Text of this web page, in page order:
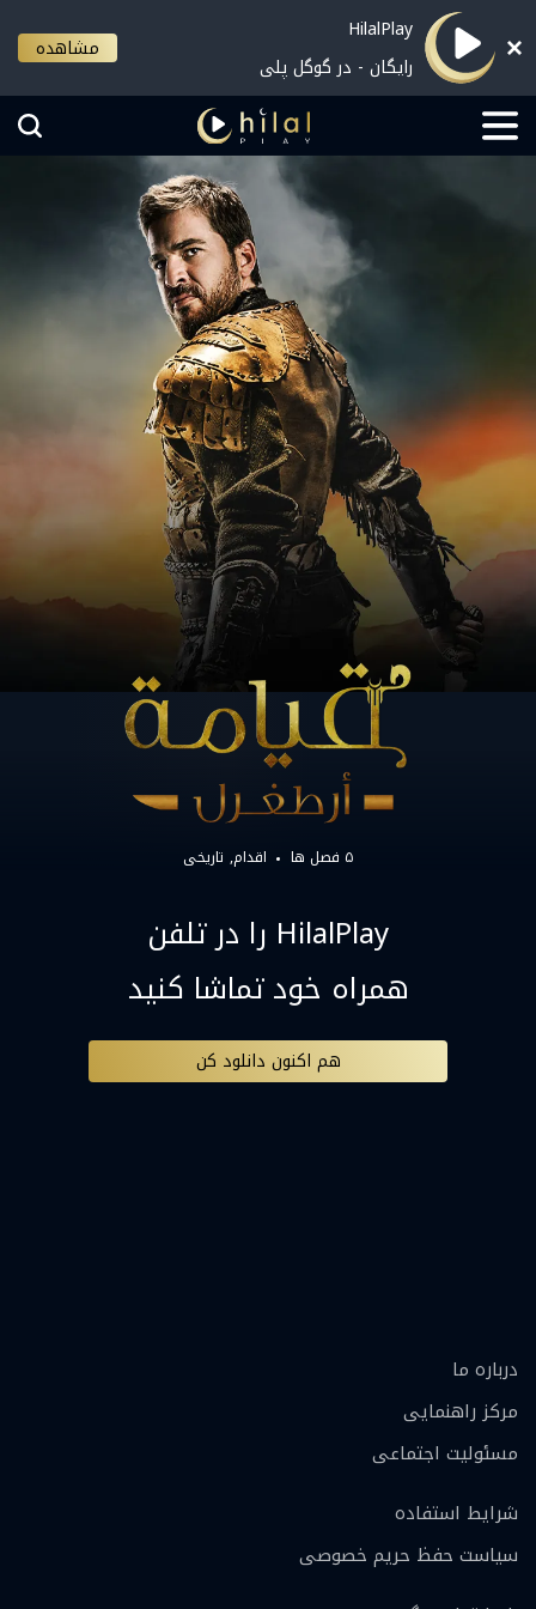
HilalPlay
رایگان - در گوگل پلی
مشاهده
۵ فصل ها اقدام تاریخی
HilalPlay را در تلفن
همراه خود تماشا کنید
هم اکنون دانلود کن
درباره ما
مرکز راهنمایی
مسئولیت اجتماعی
شرایط استفاده
سیاست حفظ حریم خصوصی